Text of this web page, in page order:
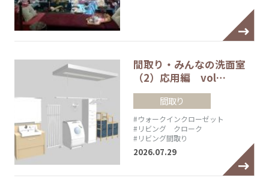
間取り・みんなの洗面室
（2）応用編 vol…
間取り
#ウォークインクローゼット
#リビング クローク
#リビング間取り
2026.07.29